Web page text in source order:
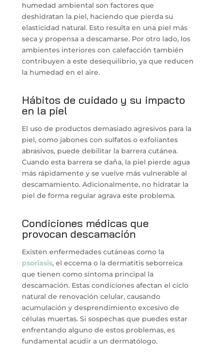
humedad ambiental son factores que
deshidratan la piel, haciendo que pierda su
elasticidad natural. Esto resulta en una piel más
seca y propensa a descamarse. Por otro lado, los
ambientes interiores con calefacción también
contribuyen a este desequilibrio, ya que reducen
la humedad en el aire.
Hábitos de cuidado y su impacto
en la piel
El uso de productos demasiado agresivos para la
piel, como jabones con sulfatos o exfoliantes
abrasivos, puede debilitar la barrera cutánea.
Cuando esta barrera se daña, la piel pierde agua
más rápidamente y se vuelve más vulnerable al
descamamiento. Adicionalmente, no hidratar la
piel de forma regular agrava este problema.
Condiciones médicas que
provocan descamación
Existen enfermedades cutáneas como la
psoriasis, el eccema o la dermatitis seborreica
que tienen como síntoma principal la
descamación. Estas condiciones afectan el ciclo
natural de renovación celular, causando
acumulación y desprendimiento excesivo de
células muertas. Si sospechas que puedes estar
enfrentando alguno de estos problemas, es
fundamental acudir a un dermatólogo.